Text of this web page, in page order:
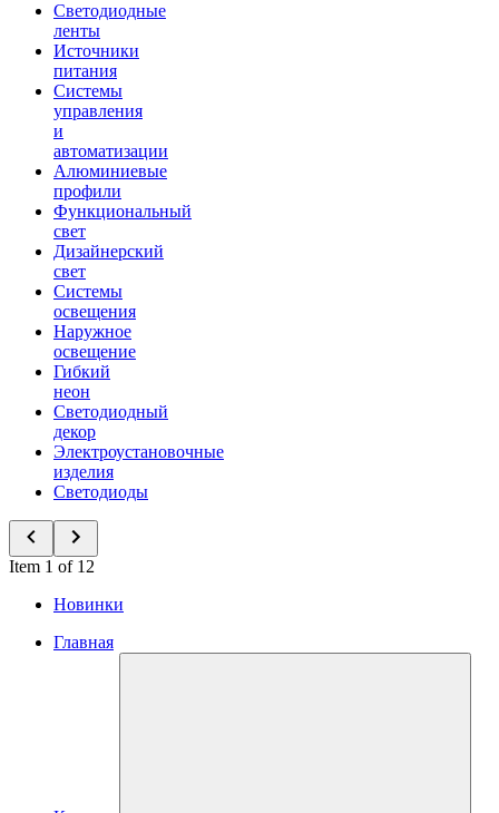
Светодиодные
ленты
Источники
питания
Системы
управления
и
автоматизации
Алюминиевые
профили
Функциональный
свет
Дизайнерский
свет
Системы
освещения
Наружное
освещение
Гибкий
неон
Светодиодный
декор
Электроустановочные
изделия
Светодиоды
Item 1 of 12
Новинки
Главная